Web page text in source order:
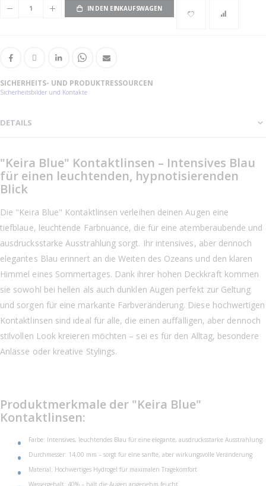
IN DEN EINKAUFSWAGEN
SICHERHEITS- UND PRODUKTRESSOURCEN
Sicherheitsbilder und Kontakte
DETAILS
"Keira Blue" Kontaktlinsen – Intensives Blau
für einen leuchtenden, hypnotisierenden
Blick
Die "Keira Blue" Kontaktlinsen verleihen deinen Augen eine
tiefblaue, leuchtende Farbnuance, die für eine atemberaubende und
ausdrucksstarke Ausstrahlung sorgt. Ihr intensives, aber dennoch
elegantes Blau erinnert an die Weiten des Ozeans und den klaren
Himmel eines Sommertages. Dank ihrer hohen Deckkraft kommen
sie sowohl bei hellen als auch dunklen Augen perfekt zur Geltung
und sorgen für eine markante Farbveränderung. Diese hochwertigen
Kontaktlinsen sind ideal für alle, die einen auffälligen, aber dennoch
stilvollen Look kreieren möchten – sei es für den Alltag, besondere
Anlässe oder kreative Stylings.
Produktmerkmale der "Keira Blue"
Kontaktlinsen:
Farbe: Intensives, leuchtendes Blau für eine elegante, ausdrucksstarke Ausstrahlung
Durchmesser: 14,00 mm – sorgt für eine sanfte, aber wirkungsvolle Veränderung
Material: Hochwertiges Hydrogel für maximalen Tragekomfort